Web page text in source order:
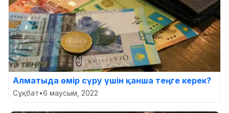
Алматыда өмір сүру үшін қанша теңге керек?
Сұқбат•6 маусым, 2022